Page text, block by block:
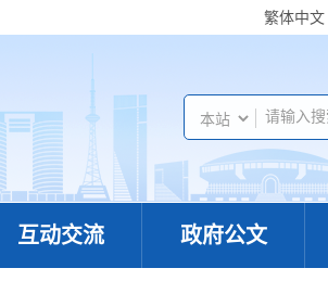
繁体中文
互动交流 政府公文